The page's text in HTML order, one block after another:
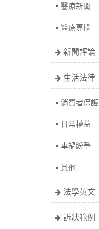
醫療新聞
醫療專欄
新聞評論
生活法律
消費者保護
日常權益
車禍紛爭
其他
法學英文
訴狀範例